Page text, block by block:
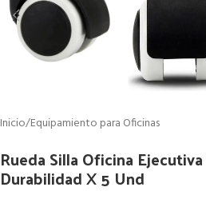
Inicio/Equipamiento para Oficinas
Rueda Silla Oficina
Durabilidad X 5 Und